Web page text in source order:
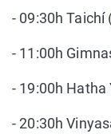
- 09:30h Taichí
- 11:00h
- 19:00h Hatha
- 20:30h